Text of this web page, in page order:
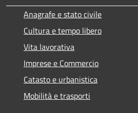
Anagrafe e stato civile
Cultura e tempo libero
Vita lavorativa
Imprese e Commercio
Catasto e urbanistica
Mobilità e trasporti